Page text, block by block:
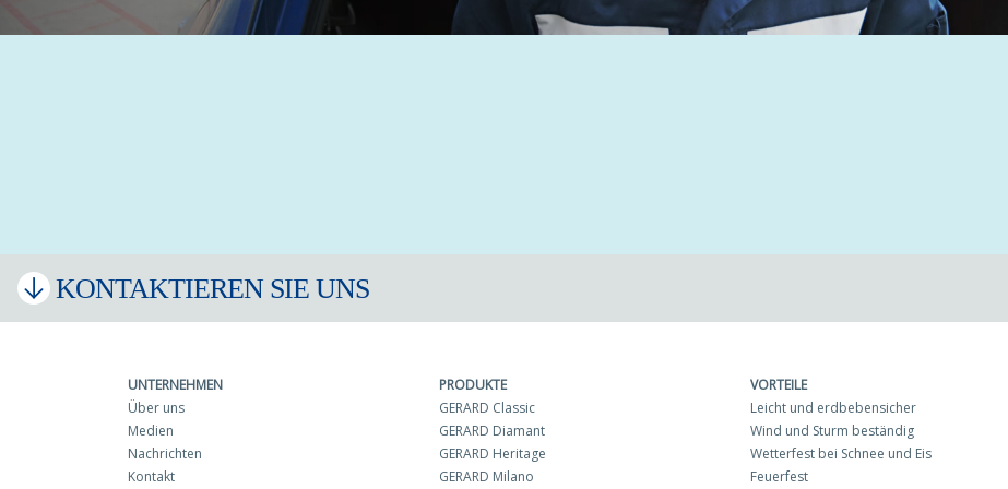
KONTAKTIEREN SIE UNS
UNTERNEHMEN
Über uns
Medien
Nachrichten
Kontakt
PRODUKTE
GERARD Classic
GERARD Diamant
GERARD Heritage
GERARD Milano
VORTEILE
Leicht und erdbebensicher
Wind und Sturm beständig
Wetterfest bei Schnee und Eis
Feuerfest